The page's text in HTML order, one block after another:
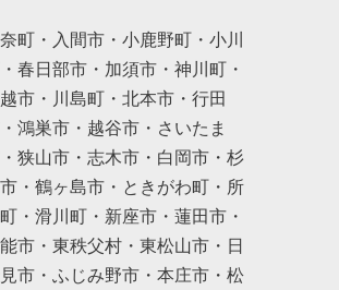
町・入間市・小鹿野町・小川
春日部市・加須市・神川町・
市・川島町・北本市・行田
鴻巣市・越谷市・さいたま
狭山市・志木市・白岡市・杉
・鶴ヶ島市・ときがわ町・所
・滑川町・新座市・蓮田市・
市・東秩父村・東松山市・日
市・ふじみ野市・本庄市・松